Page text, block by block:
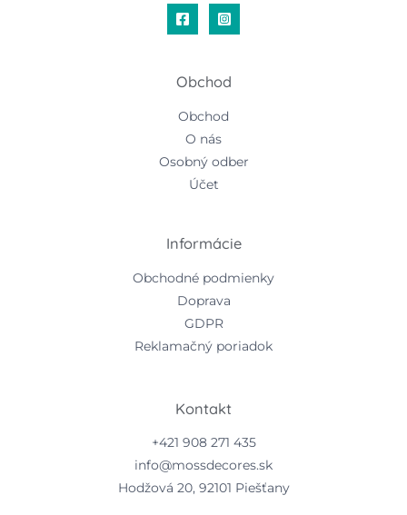
Obchod
Obchod
O nás
Osobný odber
Účet
Informácie
Obchodné podmienky
Doprava
GDPR
Reklamačný poriadok
Kontakt
+421 908 271 435
info@mossdecores.sk
Hodžová 20, 92101 Piešťany